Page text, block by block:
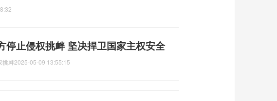
停止侵权挑衅 坚决捍卫国家主权安全
挑衅2025-05-09 13:55:15